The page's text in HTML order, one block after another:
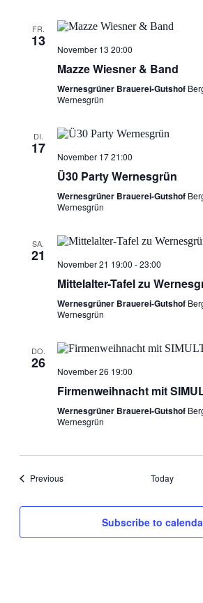
FR.
13 November 13 20:00
Mazze Wiesner & Band
Wernesgrüner Brauerei-Gutshof
Wernesgrün
DI.
17 November 17 21:00
Ü30 Party Wernesgrün
Wernesgrüner Brauerei-Gutshof
Wernesgrün
SA.
21 November 21 19:00 -23:00
Mittelalter-Tafel zu
Wernesgrüner Brauerei-Gutshof
Wernesgrün
DO.
26 November 26 19:00
Firmenweihnacht mit
Wernesgrüner Brauerei-Gutshof
Wernesgrün
PreviousEvents Today
Subscribe to